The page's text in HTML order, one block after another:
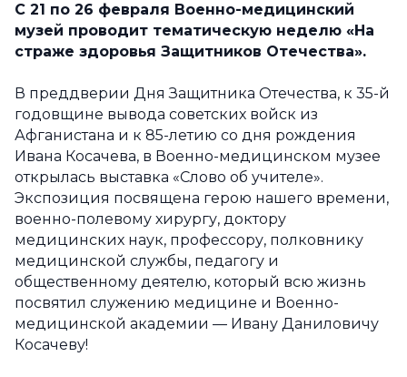
С 21 по 26 февраля Военно-медицинский
музей проводит тематическую неделю «На
страже здоровья Защитников Отечества».
В преддверии Дня Защитника Отечества, к 35-й
годовщине вывода советских войск из
Афганистана и к 85-летию со дня рождения
Ивана Косачева, в Военно-медицинском музее
открылась выставка «Слово об учителе».
Экспозиция посвящена герою нашего времени,
военно-полевому хирургу, доктору
медицинских наук, профессору, полковнику
медицинской службы, педагогу и
общественному деятелю, который всю жизнь
посвятил служению медицине и Военно-
медицинской академии — Ивану Даниловичу
Косачеву!